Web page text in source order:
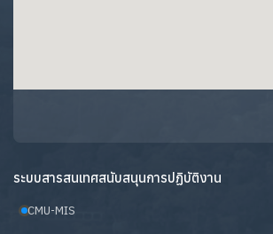
ระบบสารสนเทศสนับสนุนการปฏิบัติงาน
CMU-MIS